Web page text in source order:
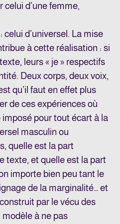
d’une femme,
d’universel. La mise
à cette réalisation : si
leurs « je » respectifs
Deux corps, deux voix,
qu’il faut en effet plus
de ces expériences où
imposé pour tout écart à la
masculin ou
quelle est la part
texte, et quelle est la part
importe bien peu tant le
de la marginalité… et
par le vécu des
à ne pas